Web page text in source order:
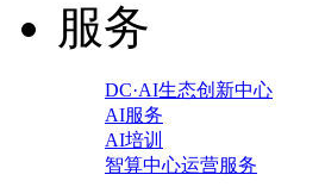
服务
DC·AI生态创新中心
AI服务
AI培训
智算中心运营服务